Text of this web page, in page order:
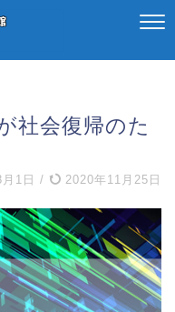
社会復帰のた
1日 / 2020年11月25日